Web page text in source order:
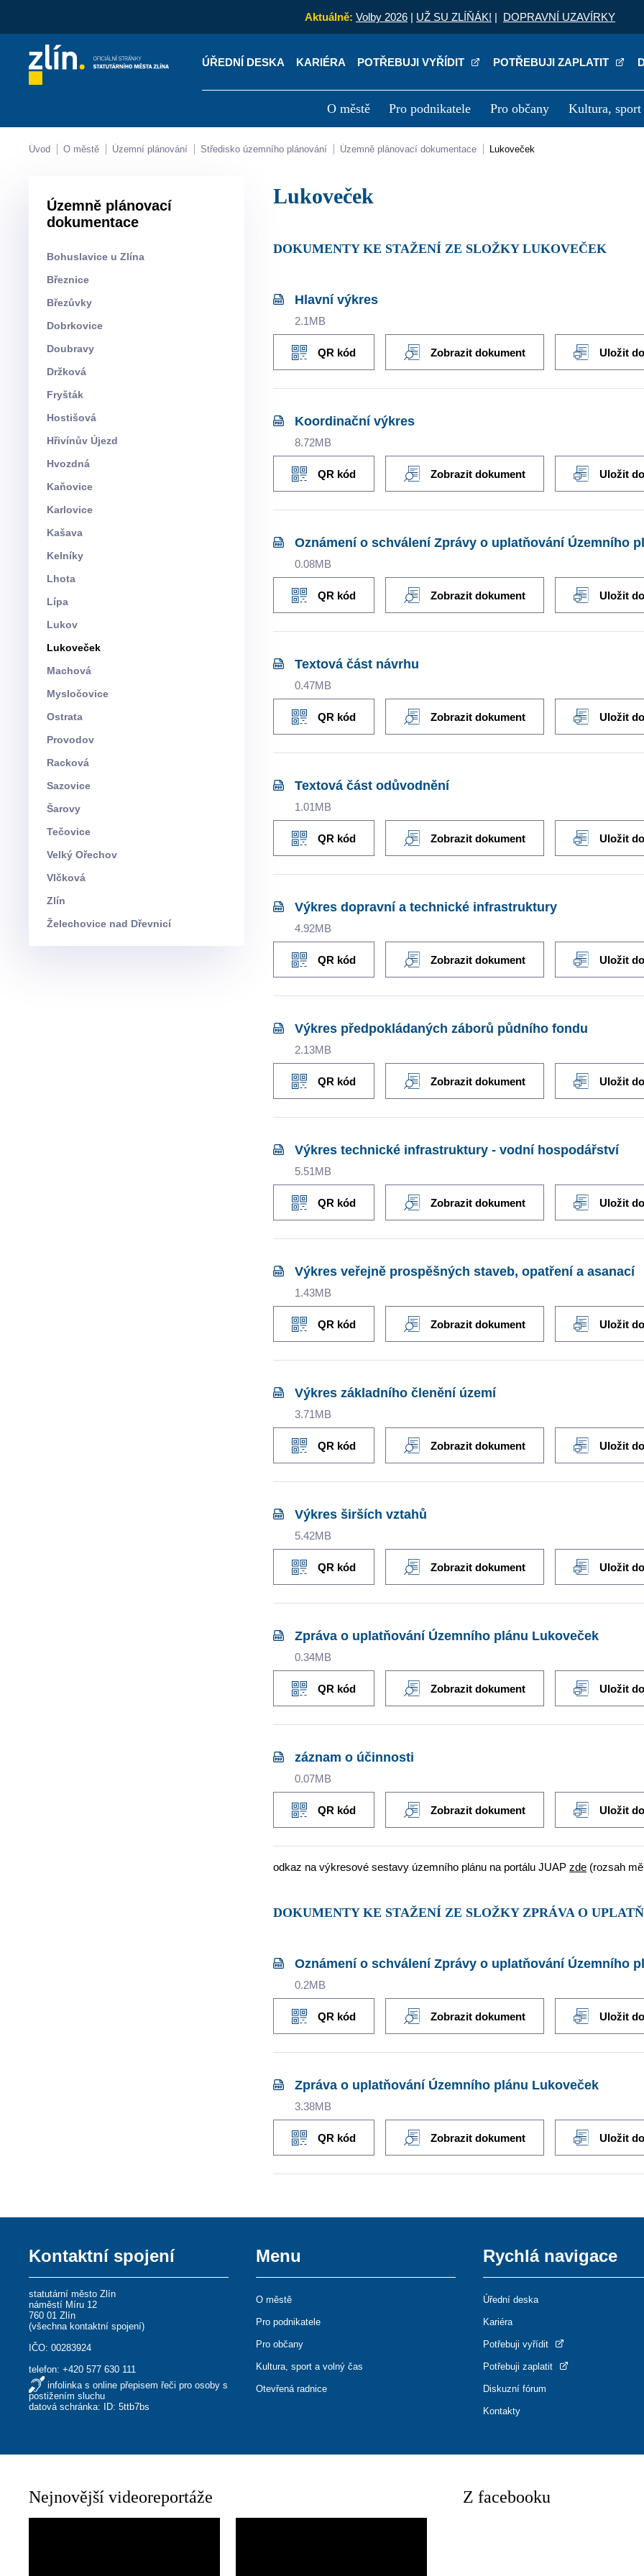
Aktuálně: Volby 2026 | UŽ SU ZLÍŇÁK! | DOPRAVNÍ UZAVÍRKY
ÚŘEDNÍ DESKA KARIÉRA POTŘEBUJI VYŘÍDIT POTŘEBUJI ZAPLATIT
O městě Pro podnikatele Pro občany Kultura, sport
Kontakty Úřední deska Kariéra
Úvod O městě Územní plánování Středisko územního plánování Územně plánovací dokumentace Lukoveček
Územně plánovací
dokumentace
Bohuslavice u Zlína
Březnice
Březůvky
Dobrkovice
Doubravy
Držková
Fryšták
Hostišová
Hřivínův Újezd
Hvozdná
Kaňovice
Karlovice
Kašava
Kelníky
Lhota
Lípa
Lukov
Lukoveček
Machová
Mysločovice
Ostrata
Provodov
Racková
Sazovice
Šarovy
Tečovice
Velký Ořechov
Vlčková
Zlín
Želechovice nad Dřevnicí
Lukoveček
DOKUMENTY KE STAŽENÍ ZE SLOŽKY LUKOVEČEK
Hlavní výkres
2.1MB
QR kód Zobrazit dokument Uložit
Koordinační výkres
8.72MB
QR kód Zobrazit dokument Uložit
Oznámení o schválení Zprávy o uplatňování Územního
0.08MB
QR kód Zobrazit dokument Uložit
Textová část návrhu
0.47MB
QR kód Zobrazit dokument Uložit
Textová část odůvodnění
1.01MB
QR kód Zobrazit dokument Uložit
Výkres dopravní a technické infrastruktury
4.92MB
QR kód Zobrazit dokument Uložit
Výkres předpokládaných záborů půdního fondu
2.13MB
QR kód Zobrazit dokument Uložit
Výkres technické infrastruktury - vodní hospodářství
5.51MB
QR kód Zobrazit dokument Uložit
Výkres veřejně prospěšných staveb, opatření a asanací
1.43MB
QR kód Zobrazit dokument Uložit
Výkres základního členění území
3.71MB
QR kód Zobrazit dokument Uložit
Výkres širších vztahů
5.42MB
QR kód Zobrazit dokument Uložit
Zpráva o uplatňování Územního plánu Lukoveček
0.34MB
QR kód Zobrazit dokument Uložit
záznam o účinnosti
0.07MB
QR kód Zobrazit dokument Uložit
odkaz na výkresové sestavy územního plánu na portálu JUAPzde (rozsah
DOKUMENTY KE STAŽENÍ ZE SLOŽKY ZPRÁVA O
Oznámení o schválení Zprávy o uplatňování Územního
0.2MB
QR kód Zobrazit dokument Uložit
Zpráva o uplatňování Územního plánu Lukoveček
3.38MB
QR kód Zobrazit dokument Uložit
Kontaktní spojení
statutární město Zlín
náměstí Míru 12
760 01 Zlín
(všechna kontaktní spojení)
IČO: 00283924
telefon:+420 577 630 111
infolinka s online přepisem řeči pro osoby s
postižením sluchu
datová schránka: ID: 5ttb7bs
Menu
O městě
Pro podnikatele
Pro občany
Kultura, sport a volný čas
Otevřená radnice
Rychlá navigace
Úřední deska
Kariéra
Potřebuji vyřídit
Potřebuji zaplatit
Diskuzní fórum
Kontakty
Nejnovější videoreportáže Z facebooku